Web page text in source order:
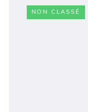
NON CLASSÉ